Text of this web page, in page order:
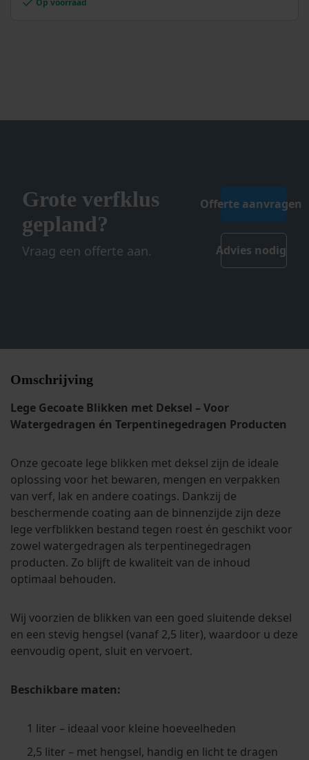
productpagina
Op voorraad
Grote verfklus
gepland?
Vraag een offerte aan.
Offerte aanvragen
Advies nodig
Omschrijving
Lege Gecoate Blikken met Deksel – Voor
Watergedragen én Terpentinegedragen Producten
Onze gecoate lege blikken met deksel zijn de ideale
oplossing voor het bewaren, mengen en verpakken
van verf, lak en andere coatings. Dankzij de
beschermende coating aan de binnenzijde zijn deze
lege verfblikken bestand tegen roest én geschikt voor
zowel watergedragen als terpentinegedragen
producten. Zo blijft de kwaliteit van de inhoud
optimaal behouden.
Wij voorzien de blikken van een goed sluitende deksel
en een stevig hengsel (vanaf 2,5 liter), waardoor u deze
eenvoudig opent, sluit en vervoert.
Beschikbare maten:
1 liter – ideaal voor kleine hoeveelheden
2,5 liter – met hengsel, handig en licht te dragen